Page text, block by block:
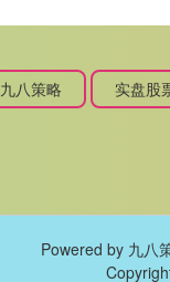
九八策略 实盘股
Powered by 九八